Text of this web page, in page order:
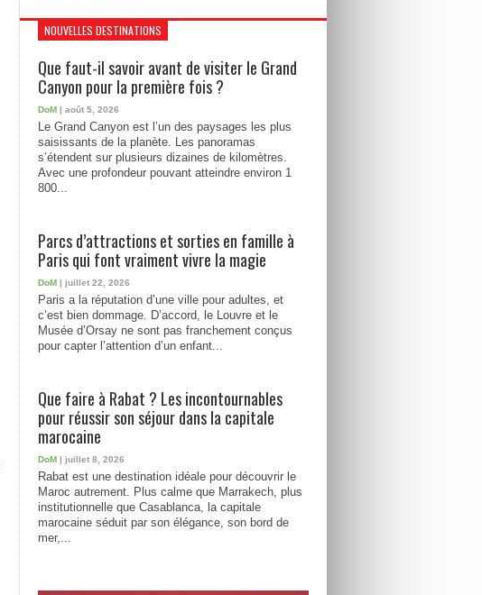
NOUVELLES DESTINATIONS
Que faut-il savoir avant de visiter le Grand
Canyon pour la première fois ?
DoM | août 5, 2026
Le Grand Canyon est l’un des paysages les plus
saisissants de la planète. Les panoramas
s’étendent sur plusieurs dizaines de kilomètres.
Avec une profondeur pouvant atteindre environ 1
800...
Parcs d’attractions et sorties en famille à
Paris qui font vraiment vivre la magie
DoM | juillet 22, 2026
Paris a la réputation d’une ville pour adultes, et
c’est bien dommage. D’accord, le Louvre et le
Musée d’Orsay ne sont pas franchement conçus
pour capter l’attention d’un enfant...
Que faire à Rabat ? Les incontournables
pour réussir son séjour dans la capitale
marocaine
DoM | juillet 8, 2026
Rabat est une destination idéale pour découvrir le
Maroc autrement. Plus calme que Marrakech, plus
institutionnelle que Casablanca, la capitale
marocaine séduit par son élégance, son bord de
mer,...